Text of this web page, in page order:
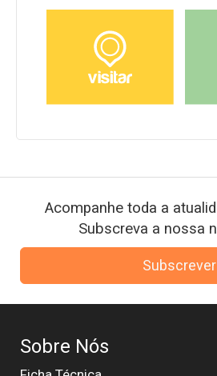
Acompanhe toda a
Subscreva a nossa
Subscrever
Sobre Nós